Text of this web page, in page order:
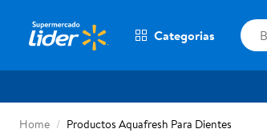
Categorias
Home Productos Aquafresh Para Dientes